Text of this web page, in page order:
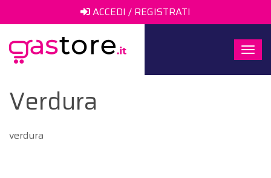
ACCEDI / REGISTRATI
Verdura
verdura